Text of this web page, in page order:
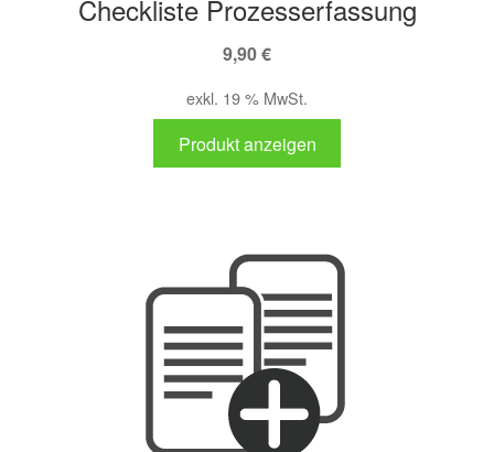
Checkliste Prozesserfassung
9,90€
exkl. 19 % MwSt.
Produkt anzeigen